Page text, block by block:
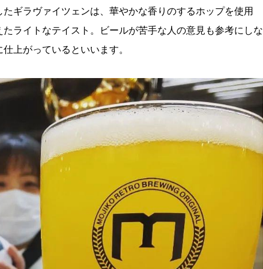
ギラヴァイツェンは、華やかな香りのするホップを使用
ライトなテイスト。ビールが苦手な人の意見も参考にしな
上がっているといいます。